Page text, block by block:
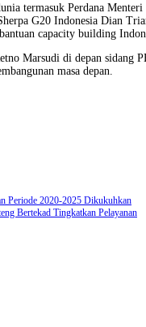
termasuk Perdana
G20 Indonesia Dian
capacity building
Marsudi di depan sidang
masa depan.
Periode 2020-2025 Dikukuhkan
Bertekad Tingkatkan Pelayanan